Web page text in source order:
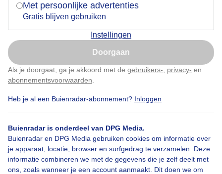
Met persoonlijke advertenties
Gratis blijven gebruiken
Instellingen
Doorgaan
Als je doorgaat, ga je akkoord met de gebruikers- privacy- en
abonnementsvoorwaarden
Heb je al een Buienradar-abonnement? Inloggen
Buienradar is onderdeel van DPG Media.
Buienradar en DPG Media gebruiken cookies om informatie over
je apparaat, locatie, browser en surfgedrag te verzamelen. Deze
informatie combineren we met de gegevens die je zelf deelt met
ons, zoals wanneer je een account aanmaakt. Dit doen we om
Lente
Zomer
Over Buienradar
Bedrijfsgegevens
Veelgestelde vragen
Contact
Nu niet, misschien later
Klik hierom dit aan te passen